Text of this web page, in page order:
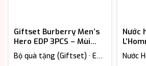
Giftset Burberry Men’s
Hero EDP 3PCS – Mùi
Hương Nam Tính Hiện
Đại
Bộ quà tặng (Giftset) · EDP
Nước
chính
Nước